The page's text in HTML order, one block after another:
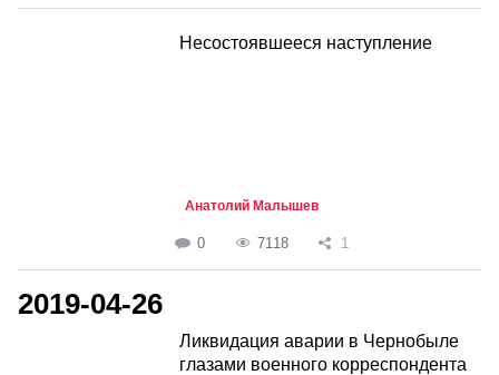
Несостоявшееся наступление
Анатолий Малышев
0 7118 1
2019-04-26
Ликвидация аварии в Чернобыле
глазами военного корреспондента